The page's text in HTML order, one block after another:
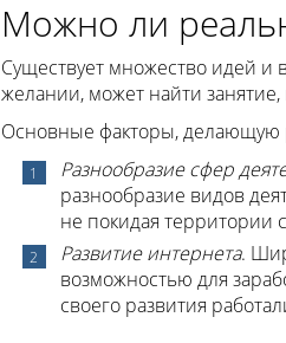
Можно ли
Существует множество идей и
желании, может найти
Основные факторы, делающую
Разнообразие сфер
разнообразие видов
не покидая территории
Развитие интернета.
возможностью для
своего развития